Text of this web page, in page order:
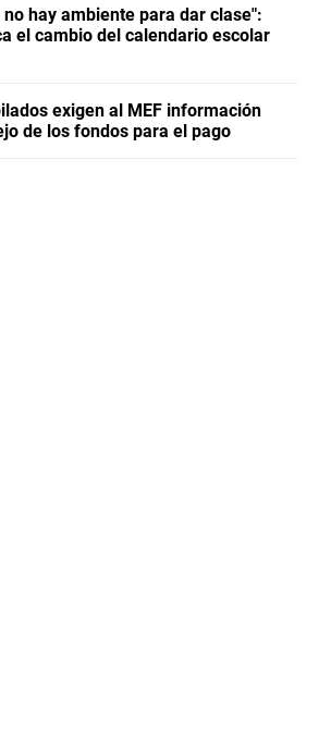
hay ambiente para dar clase":
el cambio del calendario escolar
exigen al MEF información
de los fondos para el pago